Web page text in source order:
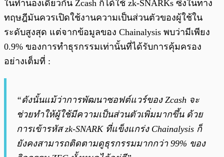
ในทำนองเดียวกัน Zcash ก็ได้ใช้ zk-SNARKs ซึ่งในทาง
ทฤษฎีมันควรเปิดใช้งานความเป็นส่วนตัวของผู้ใช้ใน
ระดับสูงสุด แต่จากข้อมูลของ Chainalysis พบว่ามีเพียง
0.9% ของการทำธุรกรรมเท่านั้นที่ได้รับการคุ้มครอง
อย่างเต็มที่ :
“ดังนั้นแม้ว่าการพัฒนาซอฟต์แวร์ของ Zcash จะ
ช่วยทำให้ผู้ใช้มีความเป็นส่วนตัวเพิ่มมากขึ้น ด้วย
การเข้ารหัส zk-SNARK ที่แข็งแกร่ง Chainalysis ก็
ยังคงสามารถติดตามดูธุรกรรมมากกว่า 99% ของ